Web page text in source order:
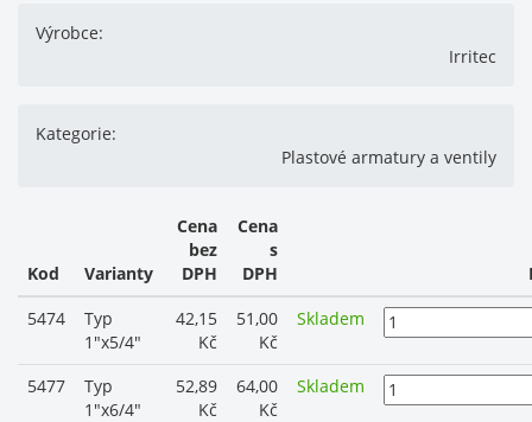
Výrobce:
Irritec
Kategorie:
Plastové armatury a ventily
Kod Varianty
Cena
bez
DPH
Cena
s
DPH
5474
Typ
1"x5/4"
42,15
Kč
51,00
Kč
Skladem
5477
Typ
1"x6/4"
52,89
Kč
64,00
Kč
Skladem